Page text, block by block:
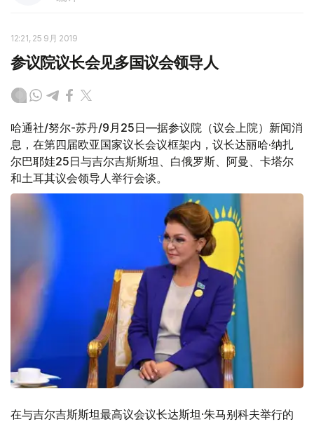
12:21, 25 9月 2019
参议院议长会见多国议会领导人
哈通社/努尔-苏丹/9月25日—据参议院（议会上院）新闻消
息，在第四届欧亚国家议长会议框架内，议长达丽哈·纳扎
尔巴耶娃25日与吉尔吉斯斯坦、白俄罗斯、阿曼、卡塔尔
和土耳其议会领导人举行会谈。
在与吉尔吉斯斯坦最高议会议长达斯坦·朱马别科夫举行的